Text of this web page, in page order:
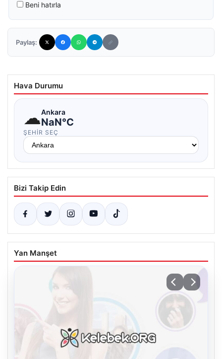
Beni hatırla
Paylaş:
Hava Durumu
☁Ankara
NaN°C
ŞEHIR SEÇ
Bizi Takip Edin
Yan Manşet